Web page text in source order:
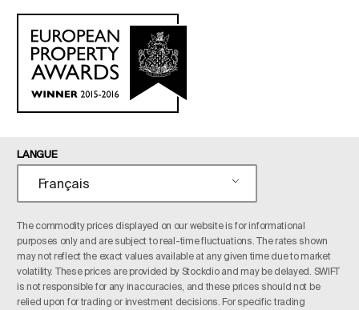
LANGUE
Français
The commodity prices displayed on our website is for informational
purposes only and are subject to real-time fluctuations. The rates shown
may not reflect the exact values available at any given time due to market
volatility. These prices are provided by Stockdio and may be delayed. SWIFT
is not responsible for any inaccuracies, and these prices should not be
relied upon for trading or investment decisions. For specific trading